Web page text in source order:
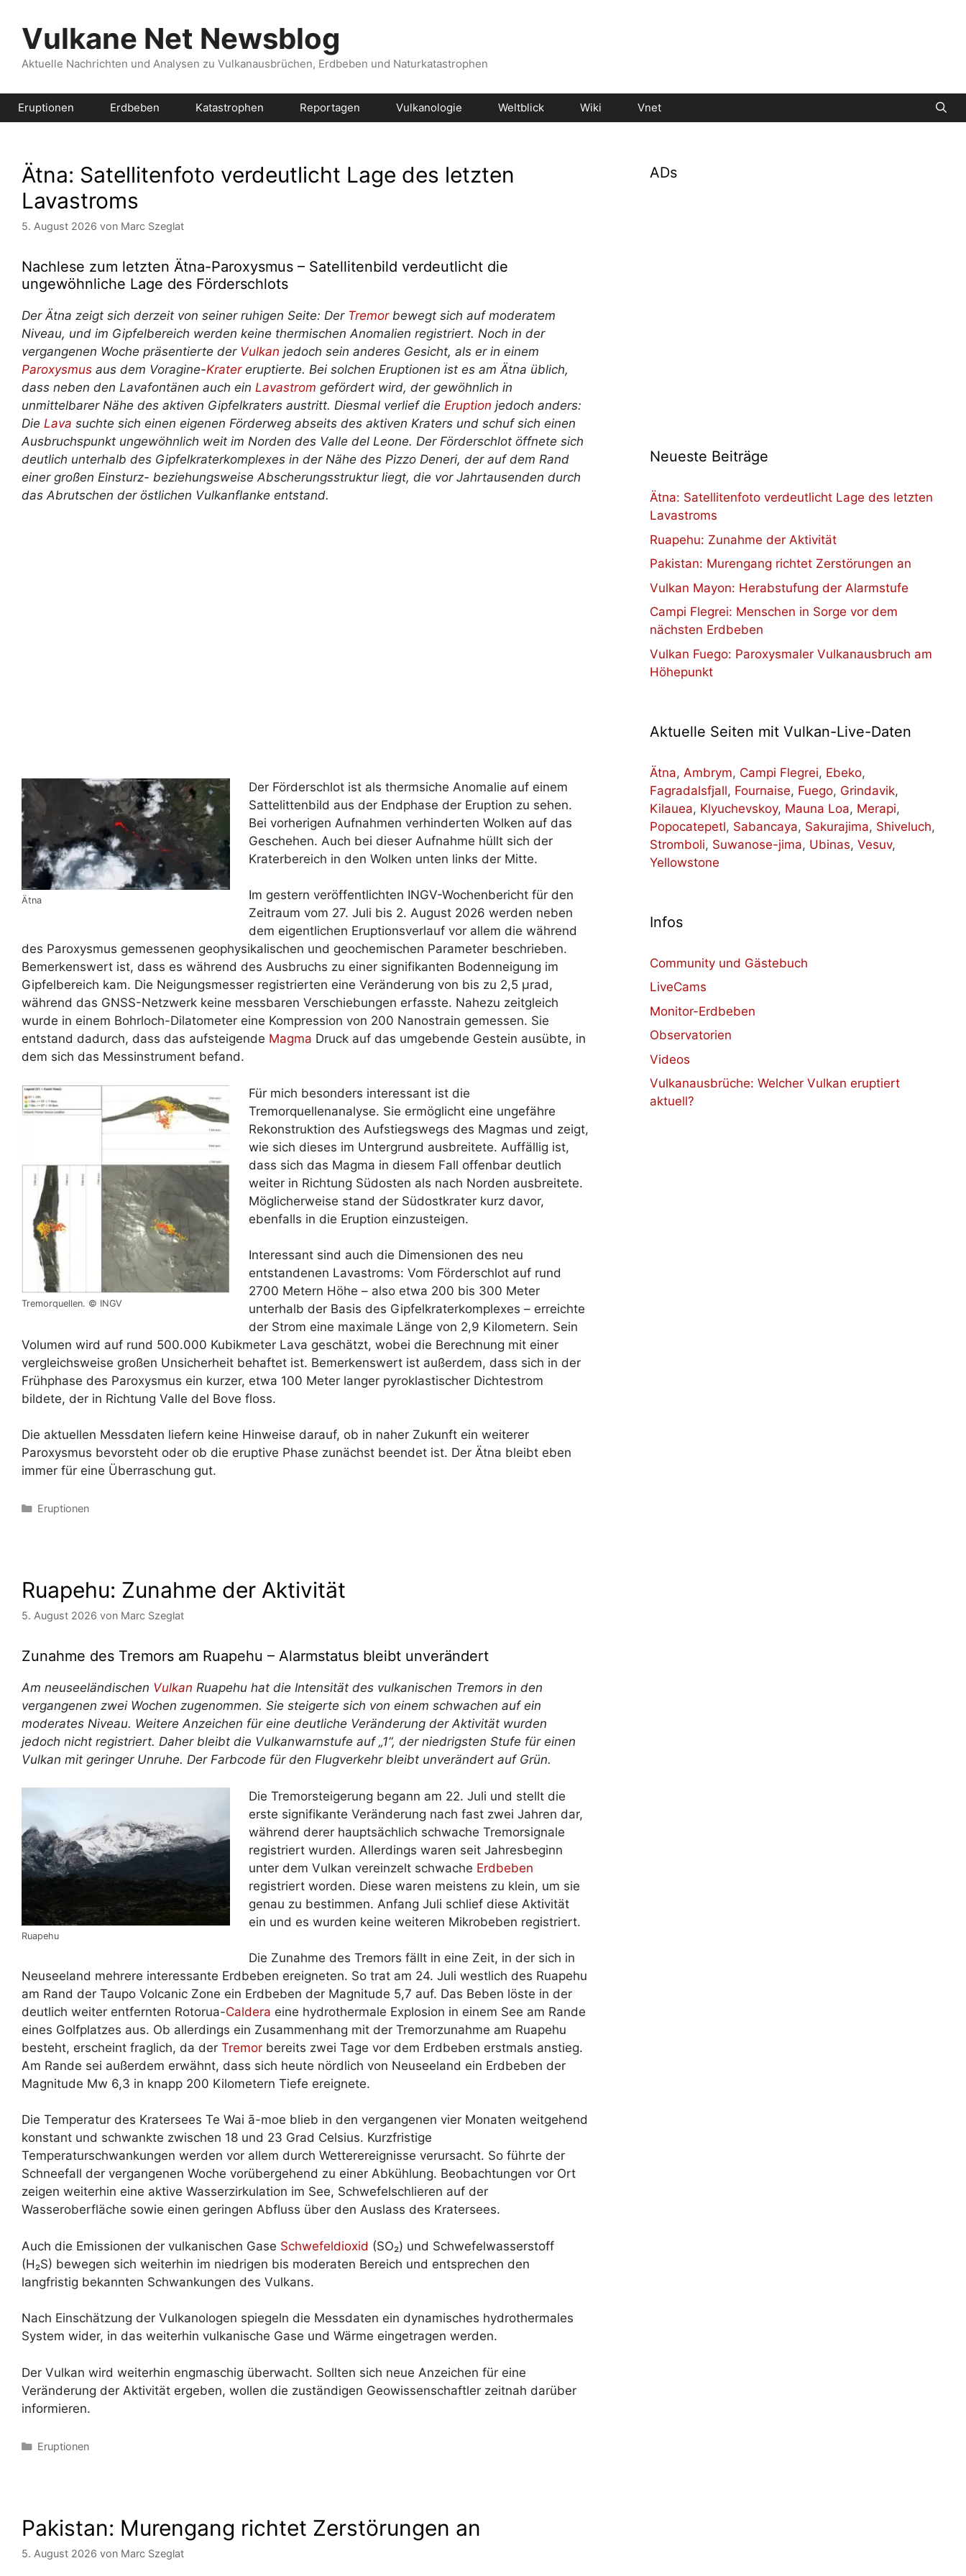
Inhalt
springenVulkane Net Newsblog
Aktuelle Nachrichten und Analysen zu Vulkanausbrüchen, Erdbeben und Naturkatastrophen
Eruptionen Erdbeben Katastrophen Reportagen Vulkanologie Weltblick Wiki Vnet
Ätna: Satellitenfoto verdeutlicht Lage des letzten
Lavastroms
5. August 2026 von Marc Szeglat
Nachlese zum letzten Ätna-Paroxysmus – Satellitenbild verdeutlicht die
ungewöhnliche Lage des Förderschlots
Der Ätna zeigt sich derzeit von seiner ruhigen Seite: Der Tremorbewegt sich auf moderatem
Niveau, und im Gipfelbereich werden keine thermischen Anomalien registriert. Noch in der
vergangenen Woche präsentierte der Vulkan jedoch sein anderes Gesicht, als er in einem
Paroxysmus aus dem Voragine-Kratereruptierte. Bei solchen Eruptionen ist es am Ätna üblich,
dass neben den Lavafontänen auch ein Lavastrom gefördert wird, der gewöhnlich in
unmittelbarer Nähe des aktiven Gipfelkraters austritt. Diesmal verlief die Eruption jedoch anders:
Die Lava suchte sich einen eigenen Förderweg abseits des aktiven Kraters und schuf sich einen
Ausbruchspunkt ungewöhnlich weit im Norden des Valle del Leone. Der Förderschlot öffnete sich
deutlich unterhalb des Gipfelkraterkomplexes in der Nähe des Pizzo Deneri, der auf dem Rand
einer großen Einsturz- beziehungsweise Abscherungsstruktur liegt, die vor Jahrtausenden durch
das Abrutschen der östlichen Vulkanflanke entstand.
Ätna
Der Förderschlot ist als thermsiche Anomalie auf einem
Sattelittenbild aus der Endphase der Eruption zu sehen.
Bei vorherigen Aufnahmen verhinderten Wolken auf das
Geschehen. Auch bei dieser Aufnahme hüllt sich der
Kraterbereich in den Wolken unten links der Mitte.
Im gestern veröffentlichten INGV-Wochenbericht für den
Zeitraum vom 27. Juli bis 2. August 2026 werden neben
dem eigentlichen Eruptionsverlauf vor allem die während
des Paroxysmus gemessenen geophysikalischen und geochemischen Parameter beschrieben.
Bemerkenswert ist, dass es während des Ausbruchs zu einer signifikanten Bodenneigung im
Gipfelbereich kam. Die Neigungsmesser registrierten eine Veränderung von bis zu 2,5 µrad,
während das GNSS-Netzwerk keine messbaren Verschiebungen erfasste. Nahezu zeitgleich
wurde in einem Bohrloch-Dilatometer eine Kompression von 200 Nanostrain gemessen. Sie
entstand dadurch, dass das aufsteigende Magma Druck auf das umgebende Gestein ausübte, in
dem sich das Messinstrument befand.
Tremorquellen. © INGV
Für mich besonders interessant ist die
Tremorquellenanalyse. Sie ermöglicht eine ungefähre
Rekonstruktion des Aufstiegswegs des Magmas und zeigt,
wie sich dieses im Untergrund ausbreitete. Auffällig ist,
dass sich das Magma in diesem Fall offenbar deutlich
weiter in Richtung Südosten als nach Norden ausbreitete.
Möglicherweise stand der Südostkrater kurz davor,
ebenfalls in die Eruption einzusteigen.
Interessant sind auch die Dimensionen des neu
entstandenen Lavastroms: Vom Förderschlot auf rund
2700 Metern Höhe – also etwa 200 bis 300 Meter
unterhalb der Basis des Gipfelkraterkomplexes – erreichte
der Strom eine maximale Länge von 2,9 Kilometern. Sein
Volumen wird auf rund 500.000 Kubikmeter Lava geschätzt, wobei die Berechnung mit einer
vergleichsweise großen Unsicherheit behaftet ist. Bemerkenswert ist außerdem, dass sich in der
Frühphase des Paroxysmus ein kurzer, etwa 100 Meter langer pyroklastischer Dichtestrom
bildete, der in Richtung Valle del Bove floss.
Die aktuellen Messdaten liefern keine Hinweise darauf, ob in naher Zukunft ein weiterer
Paroxysmus bevorsteht oder ob die eruptive Phase zunächst beendet ist. Der Ätna bleibt eben
immer für eine Überraschung gut.
Kategorien
Eruptionen
Ruapehu: Zunahme der Aktivität
5. August 2026 von Marc Szeglat
Zunahme des Tremors am Ruapehu – Alarmstatus bleibt unverändert
Am neuseeländischen Vulkan Ruapehu hat die Intensität des vulkanischen Tremors in den
vergangenen zwei Wochen zugenommen. Sie steigerte sich von einem schwachen auf ein
moderates Niveau. Weitere Anzeichen für eine deutliche Veränderung der Aktivität wurden
jedoch nicht registriert. Daher bleibt die Vulkanwarnstufe auf „1“, der niedrigsten Stufe für einen
Vulkan mit geringer Unruhe. Der Farbcode für den Flugverkehr bleibt unverändert auf Grün.
Ruapehu
Die Tremorsteigerung begann am 22. Juli und stellt die
erste signifikante Veränderung nach fast zwei Jahren dar,
während derer hauptsächlich schwache Tremorsignale
registriert wurden. Allerdings waren seit Jahresbeginn
unter dem Vulkan vereinzelt schwache Erdbeben
registriert worden. Diese waren meistens zu klein, um sie
genau zu bestimmen. Anfang Juli schlief diese Aktivität
ein und es wurden keine weiteren Mikrobeben registriert.
Die Zunahme des Tremors fällt in eine Zeit, in der sich in
Neuseeland mehrere interessante Erdbeben ereigneten. So trat am 24. Juli westlich des Ruapehu
am Rand der Taupo Volcanic Zone ein Erdbeben der Magnitude 5,7 auf. Das Beben löste in der
deutlich weiter entfernten Rotorua-Caldera eine hydrothermale Explosion in einem See am Rande
eines Golfplatzes aus. Ob allerdings ein Zusammenhang mit der Tremorzunahme am Ruapehu
besteht, erscheint fraglich, da der Tremor bereits zwei Tage vor dem Erdbeben erstmals anstieg.
Am Rande sei außerdem erwähnt, dass sich heute nördlich von Neuseeland ein Erdbeben der
Magnitude Mw 6,3 in knapp 200 Kilometern Tiefe ereignete.
Die Temperatur des Kratersees Te Wai ā-moe blieb in den vergangenen vier Monaten weitgehend
konstant und schwankte zwischen 18 und 23 Grad Celsius. Kurzfristige
Temperaturschwankungen werden vor allem durch Wetterereignisse verursacht. So führte der
Schneefall der vergangenen Woche vorübergehend zu einer Abkühlung. Beobachtungen vor Ort
zeigen weiterhin eine aktive Wasserzirkulation im See, Schwefelschlieren auf der
Wasseroberfläche sowie einen geringen Abfluss über den Auslass des Kratersees.
Auch die Emissionen der vulkanischen Gase Schwefeldioxid (SO₂) und Schwefelwasserstoff
(H₂S) bewegen sich weiterhin im niedrigen bis moderaten Bereich und entsprechen den
langfristig bekannten Schwankungen des Vulkans.
Nach Einschätzung der Vulkanologen spiegeln die Messdaten ein dynamisches hydrothermales
System wider, in das weiterhin vulkanische Gase und Wärme eingetragen werden.
Der Vulkan wird weiterhin engmaschig überwacht. Sollten sich neue Anzeichen für eine
Veränderung der Aktivität ergeben, wollen die zuständigen Geowissenschaftler zeitnah darüber
informieren.
Kategorien
Eruptionen
Pakistan: Murengang richtet Zerstörungen an
5. August 2026 von Marc Szeglat
ADs
Neueste Beiträge
Ätna: Satellitenfoto verdeutlicht Lage des letzten
Lavastroms
Ruapehu: Zunahme der Aktivität
Pakistan: Murengang richtet Zerstörungen an
Vulkan Mayon: Herabstufung der Alarmstufe
Campi Flegrei: Menschen in Sorge vor dem
nächsten Erdbeben
Vulkan Fuego: Paroxysmaler Vulkanausbruch am
Höhepunkt
Aktuelle Seiten mit Vulkan-Live-Daten
Ätna, Ambrym, Campi Flegrei, Ebeko,
Fagradalsfjall, Fournaise, Fuego, Grindavik,
Kilauea, Klyuchevskoy, Mauna Loa, Merapi,
Popocatepetl, Sabancaya, Sakurajima, Shiveluch,
Stromboli, Suwanose-jima, Ubinas, Vesuv,
Yellowstone
Infos
Community und Gästebuch
LiveCams
Monitor-Erdbeben
Observatorien
Videos
Vulkanausbrüche: Welcher Vulkan eruptiert
aktuell?